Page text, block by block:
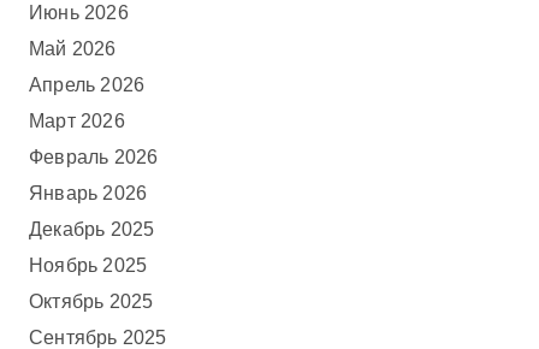
Июнь 2026
Май 2026
Апрель 2026
Март 2026
Февраль 2026
Январь 2026
Декабрь 2025
Ноябрь 2025
Октябрь 2025
Сентябрь 2025